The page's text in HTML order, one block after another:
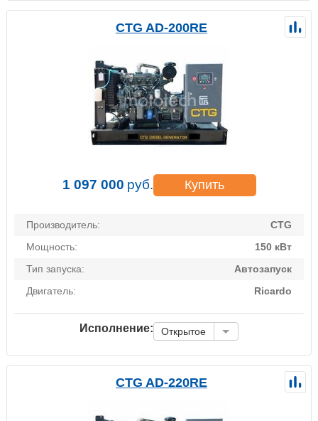
CTG AD-200RE
1 097 000 руб. Купить
Производитель:
CTG
Мощность:
150 кВт
Тип запуска:
Автозапуск
Двигатель:
Ricardo
Исполнение: Открытое
CTG AD-220RE